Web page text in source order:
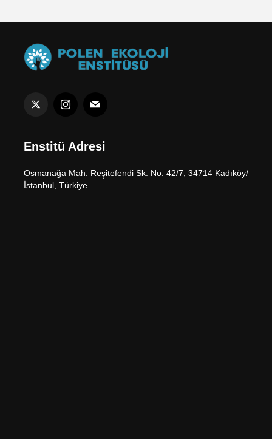
Enstitü Adresi
Osmanağa Mah. Reşitefendi Sk. No: 42/7, 34714 Kadıköy/
İstanbul, Türkiye